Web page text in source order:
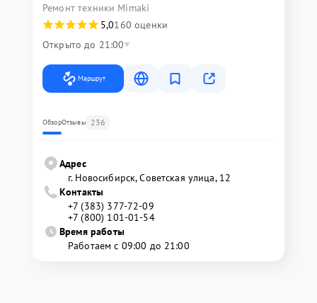
Ремонт техники Mimaki
5,0160 оценки
Открыто до 21:00
Маршрут
ОбзорОтзывы 236
Адрес
г. Новосибирск, Советская улица, 12
Контакты
+7 (383) 377-72-09
+7 (800) 101-01-54
Время работы
Работаем с 09:00 до 21:00